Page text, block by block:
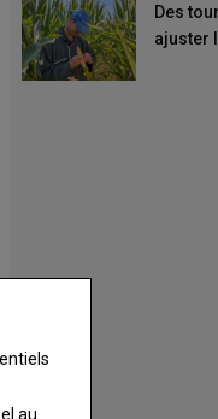
Des
ajuster
au